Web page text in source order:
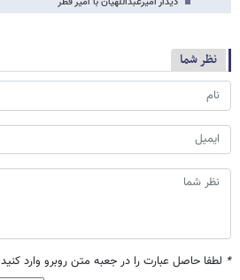
نظر شما
* لطفا حاصل عبارت را در جعبه متن روبرو وارد کنید